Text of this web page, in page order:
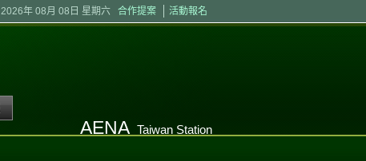
2026年 08月 08日 星期六 合作提案 活動報名
AENA Taiwan Station